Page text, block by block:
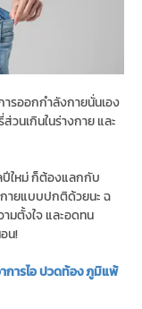
รออกกำลังกายนั่นเอง
วนเกินในร่างกาย และ
ปีใหม่ ก็ต้องแลกกับ
ายแบบปกติด้วยนะ ฉ
มตั้งใจ และอดทน
น!
ารไอ ปวดท้อง ภูมิแพ้